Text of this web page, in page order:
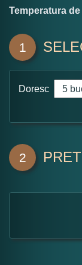
Temperatura
1
Doresc
2 PRET